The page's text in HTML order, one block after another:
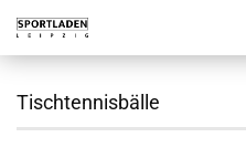
Tischtennisbälle